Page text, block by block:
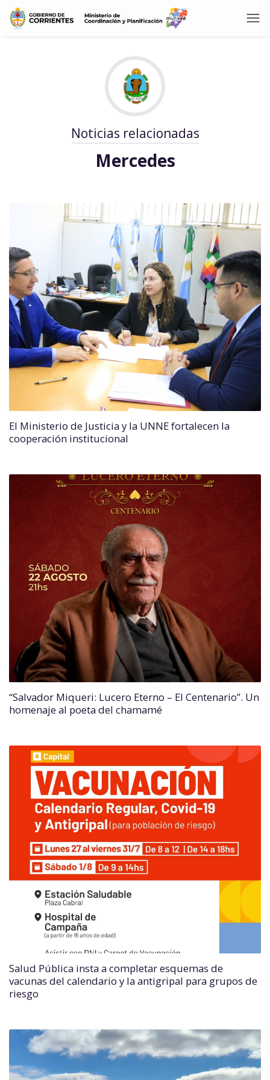
Noticias relacionadas
Mercedes
El Ministerio de Justicia y la UNNE fortalecen la
cooperación institucional
“Salvador Miqueri: Lucero Eterno – El Centenario”. Un
homenaje al poeta del chamamé
Salud Pública insta a completar esquemas de
vacunas del calendario y la antigripal para grupos de
riesgo